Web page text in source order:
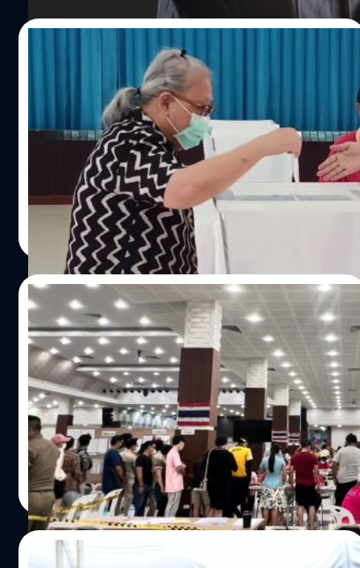
กกต. สรุปผู้ใช้สิทธิเลือกตั้งล่วงหน้าในเขต –
นอกเขต ทะลุ 2 ล้านคน
สำนักงานคณะกรรมการการเลือกตั้ง (กกต.) ได้สรุปรายงาน
จำนวนผู้มาใช้สิทธิเลือกตั้งล่วงหน้า เมื่อวันที่ 7 พฤษภาคม
2566 พบว่ามีจำนวนผู้มาใช้สิทธิเกิน 2 ล้านคน
วาณิชชา สายเสมา | 1186 days ago
Read More
08/05/2023
รู้หรือไม่? กกต. ได้รับงบประมาณรวม 5,945
ล้านบาท เพื่อใช้จัดการเลือกตั้ง 2566
ครม. อนุมัติงบประมาณจำนวน 5,945 ล้านบาท ให้ กกต.
สำหรับใช้จ่ายในการควบคุมและจัดการเลือกตั้งสมาชิกสภาผู้
แทนราษฎร
วาณิชชา สายเสมา| 1187 days ago
Read More
07/05/2023